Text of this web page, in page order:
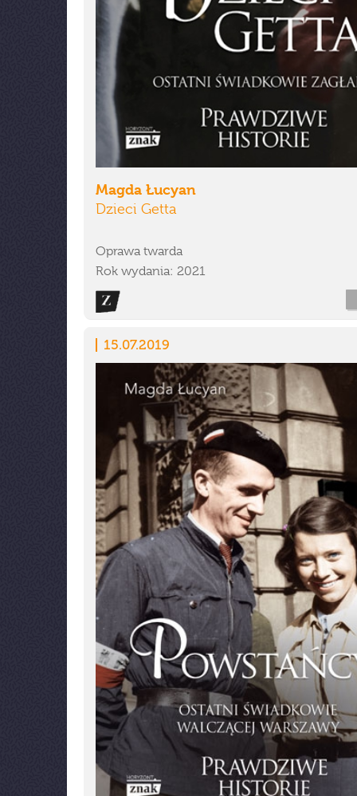
Magda Łucyan
Dzieci Getta
Oprawa twarda
Rok wydania: 2021
15.07.2019